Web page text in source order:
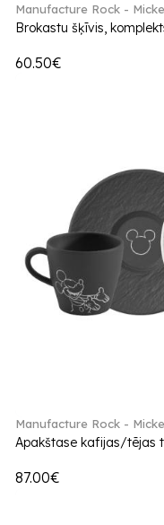
Manufacture Rock -
Brokastu šķīvis,
60.50€
Manufacture Rock -
Apakštase kafijas/tējas
87.00€